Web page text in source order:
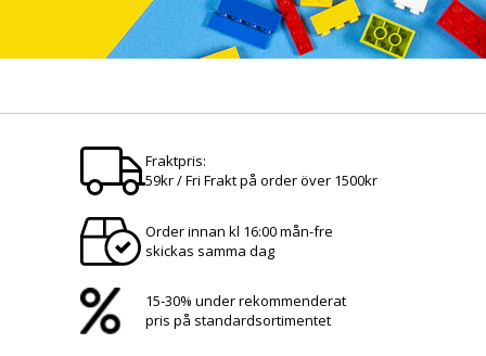
Fraktpris:
59kr / Fri Frakt på order över 1500kr
Order innan kl 16:00 mån-fre
skickas samma dag
15-30% under rekommenderat
pris på standardsortimentet